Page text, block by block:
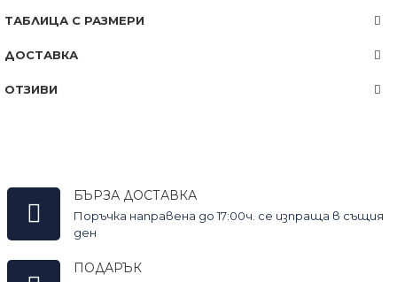
ТАБЛИЦА С РАЗМЕРИ
ДОСТАВКА
ОТЗИВИ
БЪРЗА ДОСТАВКА
Поръчка направена до 17:00ч. се изпраща в същия
ден
ПОДАРЪК